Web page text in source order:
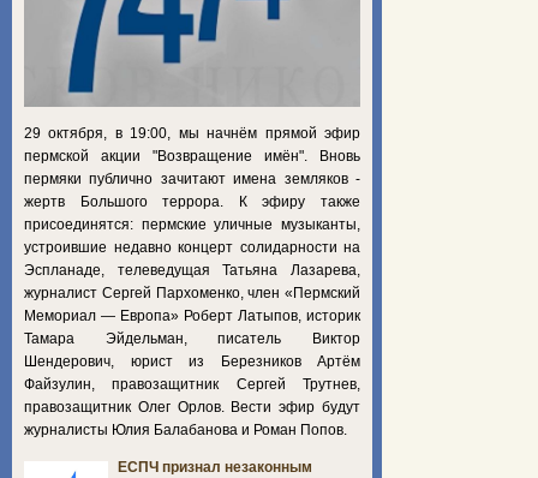
29 октября, в 19:00, мы начнём прямой эфир
пермской акции "Возвращение имён". Вновь
пермяки публично зачитают имена земляков -
жертв Большого террора. К эфиру также
присоединятся: пермские уличные музыканты,
устроившие недавно концерт солидарности на
Эспланаде, телеведущая Татьяна Лазарева,
журналист Сергей Пархоменко, член «Пермский
Мемориал — Европа» Роберт Латыпов, историк
Тамара Эйдельман, писатель Виктор
Шендерович, юрист из Березников Артём
Файзулин, правозащитник Сергей Трутнев,
правозащитник Олег Орлов. Вести эфир будут
журналисты Юлия Балабанова и Роман Попов.
ЕСПЧ признал незаконным